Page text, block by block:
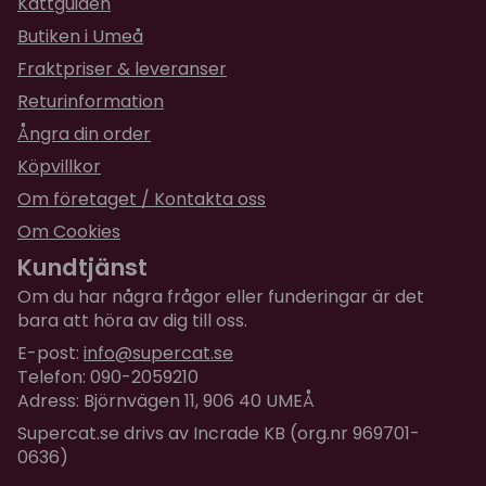
Butiken i Umeå
Fraktpriser & leveranser
Returinformation
Ångra din order
Köpvillkor
Om företaget / Kontakta oss
Om Cookies
Kundtjänst
Om du har några frågor eller funderingar är det
bara att höra av dig till oss.
E-post: info@supercat.se
Telefon: 090-2059210
Adress: Björnvägen 11, 906 40 UMEÅ
Supercat.se drivs av Incrade KB (org.nr 969701-
0636)